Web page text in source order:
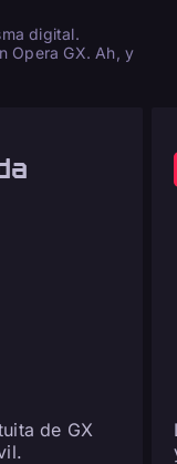
digital.
Opera GX. Ah, y
de GX